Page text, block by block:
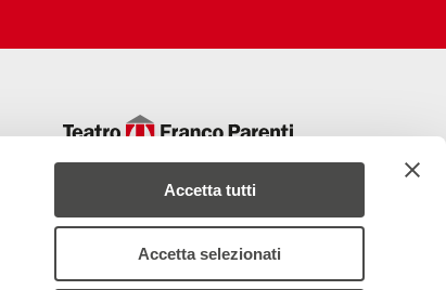
Accetta tutti
Accetta selezionati
Fondato e diretto dal 1972 da Andrée Ruth